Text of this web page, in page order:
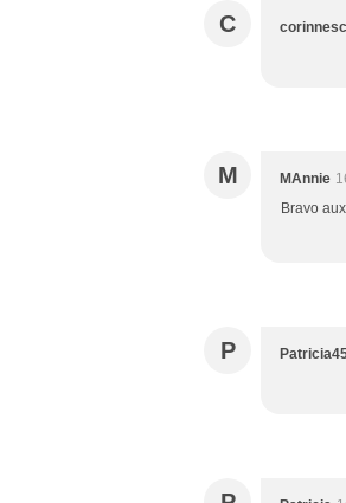
C
M MAnnie
Bravo
P